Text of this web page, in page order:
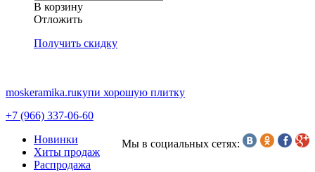
В корзину
Oтложить
Получить скидку
moskeramika.ruкупи хорошую плитку
+7 (966) 337-06-60
Мы в социальных сетях:
Новинки
Хиты продаж
Распродажа